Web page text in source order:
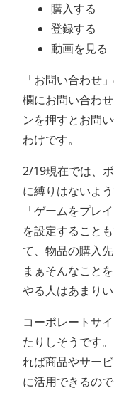
購入する
登録する
動画を見る
「お問い合わせ
欄にお問い合わ
ンを押すとお問
わけです。
2/19現在では、
に縛りはないよう
「ゲームをプレ
を設定すること
て、物品の購入
まぁそんなこと
やる人はあまり
コーポレートサ
たりしそうです
れば商品やサー
に活用できるの